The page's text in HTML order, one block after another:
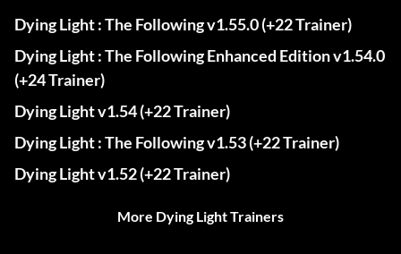
Dying Light : The Following v1.55.0 (+22 Trainer)
Dying Light : The Following Enhanced Edition v1.54.0
(+24 Trainer)
Dying Light v1.54 (+22 Trainer)
Dying Light : The Following v1.53 (+22 Trainer)
Dying Light v1.52 (+22 Trainer)
More Dying Light Trainers